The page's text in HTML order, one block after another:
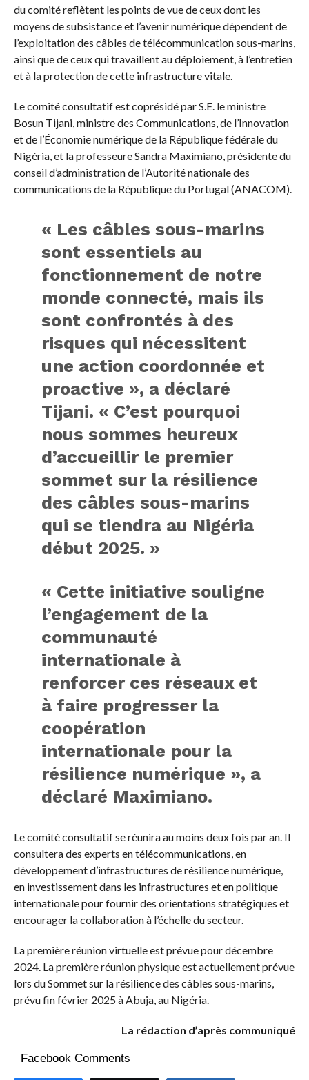
du comité reflètent les points de vue de ceux dont les
moyens de subsistance et l’avenir numérique dépendent de
l’exploitation des câbles de télécommunication sous-marins,
ainsi que de ceux qui travaillent au déploiement, à l’entretien
et à la protection de cette infrastructure vitale.
Le comité consultatif est coprésidé par S.E. le ministre
Bosun Tijani, ministre des Communications, de l’Innovation
et de l’Économie numérique de la République fédérale du
Nigéria, et la professeure Sandra Maximiano, présidente du
conseil d’administration de l’Autorité nationale des
communications de la République du Portugal (ANACOM).
« Les câbles sous-marins
sont essentiels au
fonctionnement de notre
monde connecté, mais ils
sont confrontés à des
risques qui nécessitent
une action coordonnée et
proactive », a déclaré
Tijani. « C’est pourquoi
nous sommes heureux
d’accueillir le premier
sommet sur la résilience
des câbles sous-marins
qui se tiendra au Nigéria
début 2025. »
« Cette initiative souligne
l’engagement de la
communauté
internationale à
renforcer ces réseaux et
à faire progresser la
coopération
internationale pour la
résilience numérique », a
déclaré Maximiano.
Le comité consultatif se réunira au moins deux fois par an. Il
consultera des experts en télécommunications, en
développement d’infrastructures de résilience numérique,
en investissement dans les infrastructures et en politique
internationale pour fournir des orientations stratégiques et
encourager la collaboration à l’échelle du secteur.
La première réunion virtuelle est prévue pour décembre
2024. La première réunion physique est actuellement prévue
lors du Sommet sur la résilience des câbles sous-marins,
prévu fin février 2025 à Abuja, au Nigéria.
La rédaction d’après communiqué
Facebook Comments